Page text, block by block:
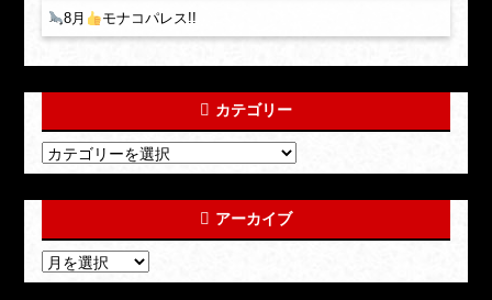
8月 モナコパレス!!
カテゴリー
アーカイブ